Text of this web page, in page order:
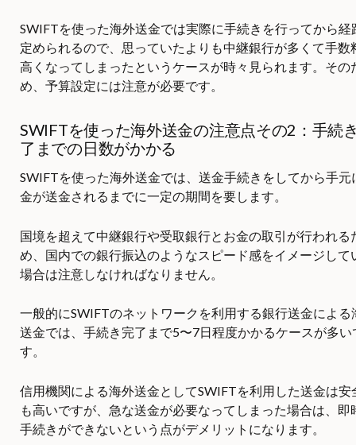
SWIFTを使った海外送金では実際に手続きを行ってから経
定められるので、思っていたよりも中継銀行が多くて手数
高くなってしまったというケースが時々見られます。その
め、予算設定には注意が必要です。
SWIFTを使った海外送金の注意点その2：手続
了までの日数がかかる
SWIFTを使った海外送金では、送金手続きをしてから手元
金が送金されるまでに一定の期間を要します。
国境を超えて中継銀行や受取銀行とお金の取引が行われる
め、国内での銀行振込のようなスピード感をイメージして
場合は注意しなければなりません。
一般的にSWIFTのネットワークを利用する銀行送金による
送金では、手続き完了まで5〜7日程度かかるケースが多い
す。
信用機関による海外送金としてSWIFTを利用した送金は安
も高いですが、急な送金が必要なってしまった場合は、即
手続きができないという点がデメリットになります。